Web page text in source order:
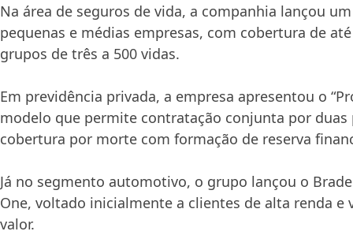
Na área de seguros de vida, a companhia lançou
pequenas e médias empresas, com cobertura de
grupos de três a 500 vidas.
Em previdência privada, a empresa apresentou o
modelo que permite contratação conjunta por duas
cobertura por morte com formação de reserva
Já no segmento automotivo, o grupo lançou o
One, voltado inicialmente a clientes de alta renda e
valor.